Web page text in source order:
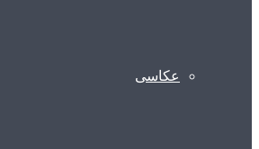
عکاسی